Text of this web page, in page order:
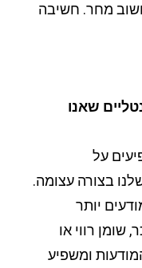
מחר. חשיבה
שאנו
על
בצורה עצומה.
יותר
שומן רווי או
ומשפיע